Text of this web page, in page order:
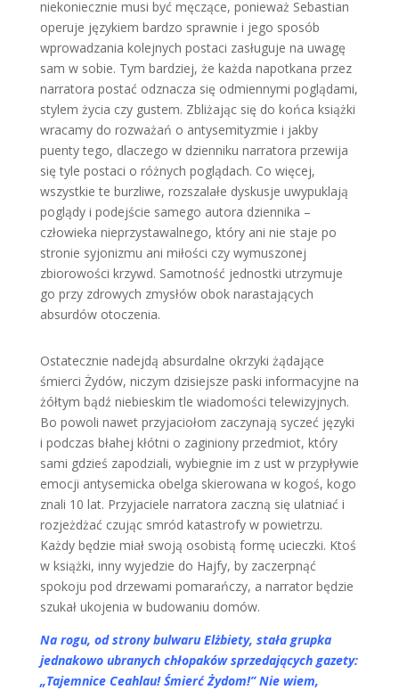
niekoniecznie musi być męczące, ponieważ Sebastian
operuje językiem bardzo sprawnie i jego sposób
wprowadzania kolejnych postaci zasługuje na uwagę
sam w sobie. Tym bardziej, że każda napotkana przez
narratora postać odznacza się odmiennymi poglądami,
stylem życia czy gustem. Zbliżając się do końca książki
wracamy do rozważań o antysemityzmie i jakby
puenty tego, dlaczego w dzienniku narratora przewija
się tyle postaci o różnych poglądach. Co więcej,
wszystkie te burzliwe, rozszalałe dyskusje uwypuklają
poglądy i podejście samego autora dziennika –
człowieka nieprzystawalnego, który ani nie staje po
stronie syjonizmu ani miłości czy wymuszonej
zbiorowości krzywd. Samotność jednostki utrzymuje
go przy zdrowych zmysłów obok narastających
absurdów otoczenia.
Ostatecznie nadejdą absurdalne okrzyki żądające
śmierci Żydów, niczym dzisiejsze paski informacyjne na
żółtym bądź niebieskim tle wiadomości telewizyjnych.
Bo powoli nawet przyjaciołom zaczynają syczeć języki
i podczas błahej kłótni o zaginiony przedmiot, który
sami gdzieś zapodziali, wybiegnie im z ust w przypływie
emocji antysemicka obelga skierowana w kogoś, kogo
znali 10 lat. Przyjaciele narratora zaczną się ulatniać i
rozjeżdżać czując smród katastrofy w powietrzu.
Każdy będzie miał swoją osobistą formę ucieczki. Ktoś
w książki, inny wyjedzie do Hajfy, by zaczerpnąć
spokoju pod drzewami pomarańczy, a narrator będzie
szukał ukojenia w budowaniu domów.
Na rogu, od strony bulwaru Elżbiety, stała grupka
jednakowo ubranych chłopaków sprzedających gazety:
„Tajemnice Ceahlau! Śmierć Żydom!” Nie wiem,